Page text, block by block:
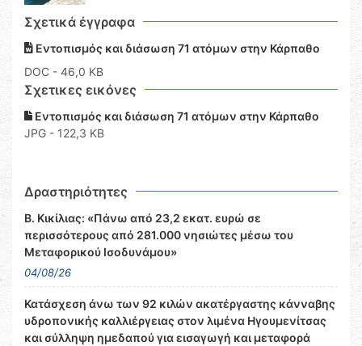
Σχετικά έγγραφα
Εντοπισμός και διάσωση 71 ατόμων στην Κάρπαθο
DOC - 46,0 KB
Σχετικες εικόνες
Εντοπισμός και διάσωση 71 ατόμων στην Κάρπαθο
JPG - 122,3 KB
Δραστηριότητες
Β. Κικίλιας: «Πάνω από 23,2 εκατ. ευρώ σε
περισσότερους από 281.000 νησιώτες μέσω του
Μεταφορικού Ισοδυνάμου»
04/08/26
Κατάσχεση άνω των 92 κιλών ακατέργαστης κάνναβης
υδροπονικής καλλιέργειας στον λιμένα Ηγουμενίτσας
και σύλληψη ημεδαπού για εισαγωγή και μεταφορά